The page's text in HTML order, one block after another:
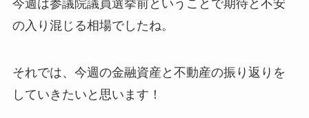
今週は参議院議員選挙前ということで期待と不安
の入り混じる相場でしたね。
それでは、今週の金融資産と不動産の振り返りを
していきたいと思います！